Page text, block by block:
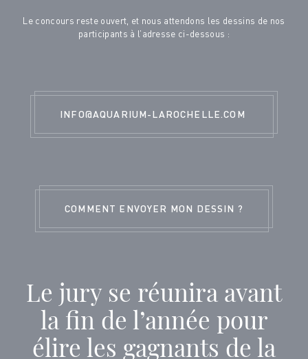
Le concours reste ouvert, et nous attendons les dessins de nos
participants à l’adresse ci-dessous :
INFO@AQUARIUM-LAROCHELLE.COM
COMMENT ENVOYER MON DESSIN ?
Le jury se réunira avant
la fin de l’année pour
élire les gagnants de la